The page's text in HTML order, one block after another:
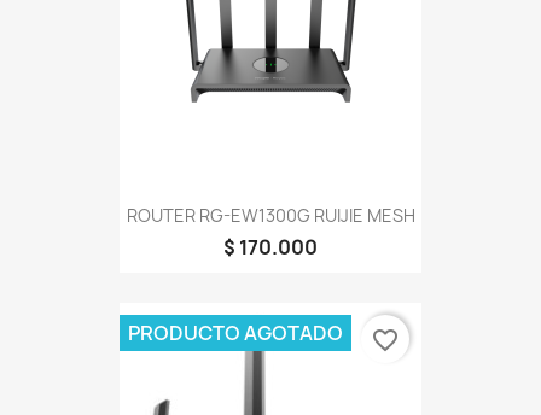
ROUTER RG-EW1300G RUIJIE MESH
$ 170.000
PRODUCTO AGOTADO favorite_border